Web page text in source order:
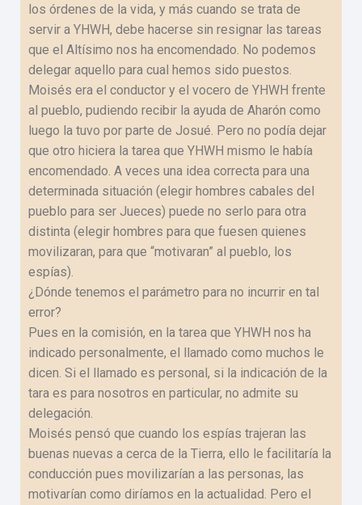
los órdenes de la vida, y más cuando se trata de
servir a YHWH, debe hacerse sin resignar las tareas
que el Altísimo nos ha encomendado. No podemos
delegar aquello para cual hemos sido puestos.
Moisés era el conductor y el vocero de YHWH frente
al pueblo, pudiendo recibir la ayuda de Aharón como
luego la tuvo por parte de Josué. Pero no podía dejar
que otro hiciera la tarea que YHWH mismo le había
encomendado. A veces una idea correcta para una
determinada situación (elegir hombres cabales del
pueblo para ser Jueces) puede no serlo para otra
distinta (elegir hombres para que fuesen quienes
movilizaran, para que “motivaran” al pueblo, los
espías).
¿Dónde tenemos el parámetro para no incurrir en tal
error?
Pues en la comisión, en la tarea que YHWH nos ha
indicado personalmente, el llamado como muchos le
dicen. Si el llamado es personal, si la indicación de la
tara es para nosotros en particular, no admite su
delegación.
Moisés pensó que cuando los espías trajeran las
buenas nuevas a cerca de la Tierra, ello le facilitaría la
conducción pues movilizarían a las personas, las
motivarían como diríamos en la actualidad. Pero el